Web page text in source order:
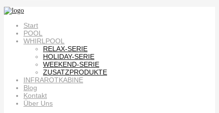
Start
POOL
WHIRLPOOL
RELAX-SERIE
HOLIDAY-SERIE
WEEKEND-SERIE
ZUSATZPRODUKTE
INFRAROTKABINE
Blog
Kontakt
Über Uns